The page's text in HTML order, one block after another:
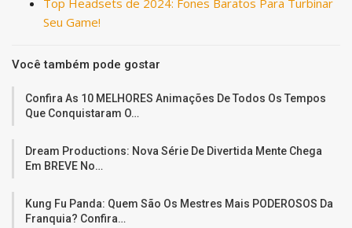
Seu Game!
Você também pode gostar
Confira As 10 MELHORES Animações De Todos Os Tempos
Que Conquistaram O…
Dream Productions: Nova Série De Divertida Mente Chega
Em BREVE No…
Kung Fu Panda: Quem São Os Mestres Mais PODEROSOS Da
Franquia? Confira…